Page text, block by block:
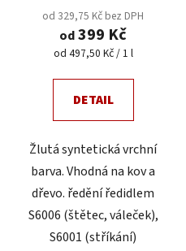
od 329,75 Kč bez DPH
od399 Kč
Měrná
od 497,50 Kč / 1 l
DETAIL
Žlutá syntetická vrchní
barva. Vhodná na kov a
dřevo. ředění ředidlem
S6006 (štětec, váleček),
S6001 (stříkání)